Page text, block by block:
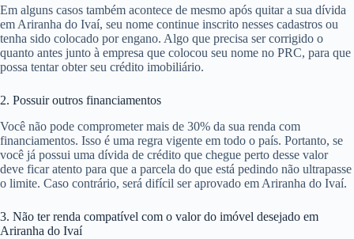
Em alguns casos também acontece de mesmo após quitar a sua dívida
em Ariranha do Ivaí, seu nome continue inscrito nesses cadastros ou
tenha sido colocado por engano. Algo que precisa ser corrigido o
quanto antes junto à empresa que colocou seu nome no PRC, para que
possa tentar obter seu crédito imobiliário.
2. Possuir outros financiamentos
Você não pode comprometer mais de 30% da sua renda com
financiamentos. Isso é uma regra vigente em todo o país. Portanto, se
você já possui uma dívida de crédito que chegue perto desse valor
deve ficar atento para que a parcela do que está pedindo não ultrapasse
o limite. Caso contrário, será difícil ser aprovado em Ariranha do Ivaí.
3. Não ter renda compatível com o valor do imóvel desejado em
Ariranha do Ivaí